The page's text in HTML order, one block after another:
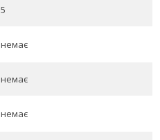
5
немає
немає
немає